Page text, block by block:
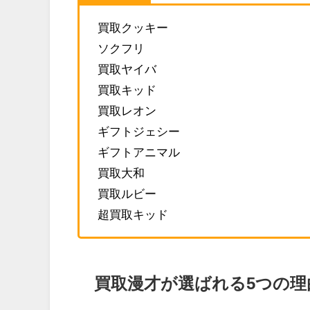
買取クッキー
ソクフリ
買取ヤイバ
買取キッド
買取レオン
ギフトジェシー
ギフトアニマル
買取大和
買取ルビー
超買取キッド
買取漫才が選ばれる5つの理